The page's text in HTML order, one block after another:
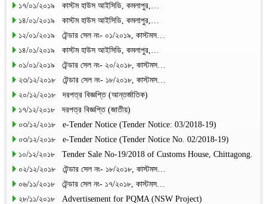
১৭/০১/২০১৯ কাস্টম হাউস আইসিডি, কমলাপুর,…
১৪/০১/২০১৯ কাস্টম হাউস আইসিডি, কমলাপুর,…
১২/০১/২০১৯ টেন্ডার সেল নং- ০১/২০১৯, কাস্টমস…
১৪/০১/২০১৯ কাস্টম হাউস আইসিডি, কমলাপুর,…
০১/০১/২০১৯ টেন্ডার সেল নং- ২০/২০১৮, কাস্টমস…
২৩/১২/২০১৮ টেন্ডার সেল নং- ১৮/২০১৮, কাস্টমস…
২০/১২/২০১৮ দরপত্র বিজ্ঞপ্তি (আন্তর্জাতিক)
১৭/১২/২০১৮ দরপত্র বিজ্ঞপ্তি (জাতীয়)
০৩/১২/২০১৮ e-Tender Notice (Tender Notice: 03/2018-19)
০৩/১২/২০১৮ e-Tender Notice (Tender Notice No. 02/2018-19)
১০/১২/২০১৮ Tender Sale No-19/2018 of Customs House, Chittagong.
০২/১২/২০১৮ টেন্ডার সেল নং- ১৮/২০১৮, কাস্টমস…
০৬/১১/২০১৮ টেন্ডার সেল নং- ১৭/২০১৮, কাস্টমস…
২৮/১১/২০১৮ Advertisement for PQMA (NSW Project)